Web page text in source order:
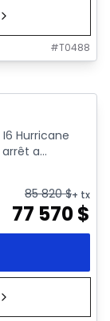
#T0488
Hurricane
a...
85 820$+ tx
77 570$